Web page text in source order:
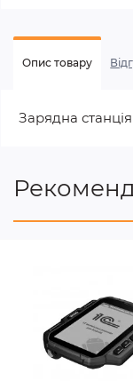
Опис товару
Зарядна